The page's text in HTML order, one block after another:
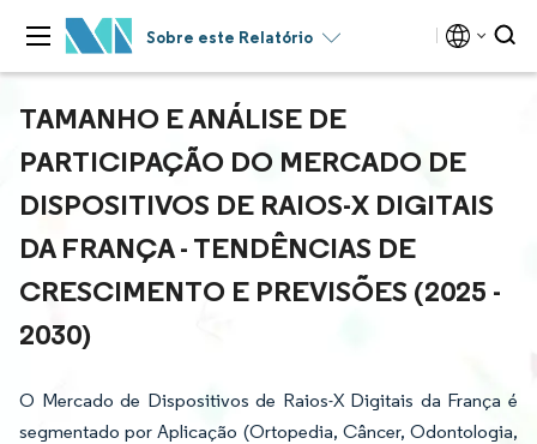
Sobre este Relatório
TAMANHO E ANÁLISE DE
PARTICIPAÇÃO DO MERCADO DE
DISPOSITIVOS DE RAIOS-X DIGITAIS
DA FRANÇA - TENDÊNCIAS DE
CRESCIMENTO E PREVISÕES (2025 -
2030)
O Mercado de Dispositivos de Raios-X Digitais da França é
segmentado por Aplicação (Ortopedia, Câncer, Odontologia,